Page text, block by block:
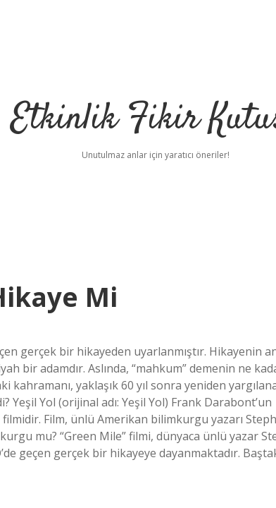
Etkinlik Fikir
Unutulmaz anlar için yaratıcı öneriler!
Mi
gerçek bir hikayeden uyarlanmıştır. Hikayenin
bir adamdır. Aslında, “mahkum” demenin ne
yaklaşık 60 yıl sonra yeniden
Yol (orijinal adı: Yeşil Yol) Frank Darabont’un
filmidir. Film, ünlü Amerikan bilimkurgu yazarı
kurgu mu? “Green Mile” filmi, dünyaca ünlü yazar
geçen gerçek bir hikayeye dayanmaktadır.